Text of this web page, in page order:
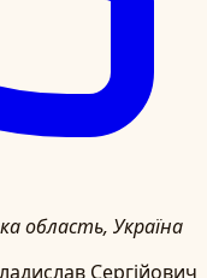
область, Україна
Сергійович